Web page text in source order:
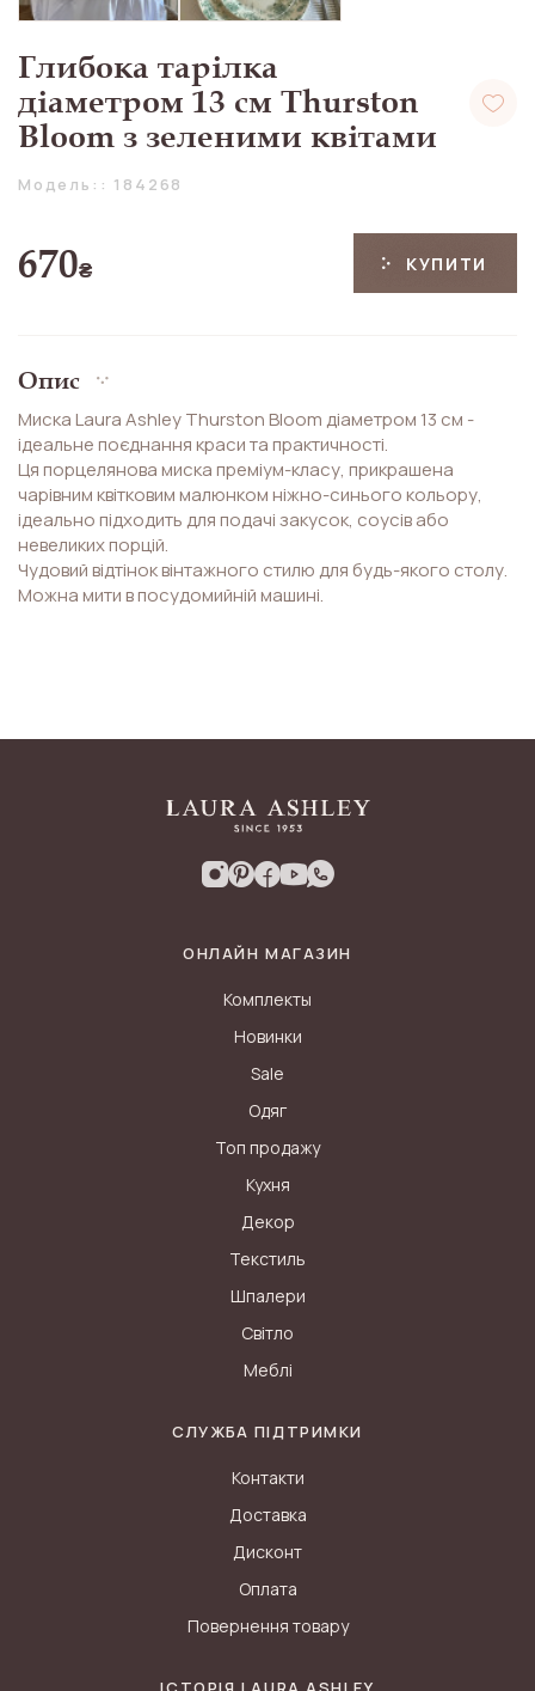
Глибока тарілка
діаметром 13 см Thurston
Bloom з зеленими квітами
Модель:: 184268
670₴ КУПИТИ
Опис
Миска Laura Ashley Thurston Bloom діаметром 13 см -
ідеальне поєднання краси та практичності.
Ця порцелянова миска преміум-класу, прикрашена
чарівним квітковим малюнком ніжно-синього кольору,
ідеально підходить для подачі закусок, соусів або
невеликих порцій.
Чудовий відтінок вінтажного стилю для будь-якого столу.
Можна мити в посудомийній машині.
ОНЛАЙН МАГАЗИН
Комплекты
Новинки
Sale
Одяг
Топ продажу
Кухня
Декор
Текстиль
Шпалери
Світло
Меблі
СЛУЖБА ПІДТРИМКИ
Контакти
Доставка
Дисконт
Оплата
Повернення товару